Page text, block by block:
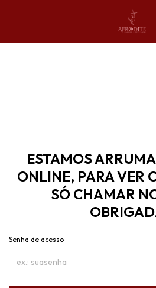
ESTAMOS
ONLINE, PARA VER
SÓ CHAMAR
Senha de acesso